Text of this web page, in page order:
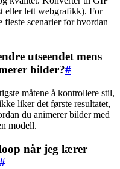
eller lett webgrafikk). For
scenarier for hvordan
utseendet mens
bilder?#
måtene å kontrollere stil,
liker det første resultatet,
du animerer bilder med
modell.
når jeg lærer
#